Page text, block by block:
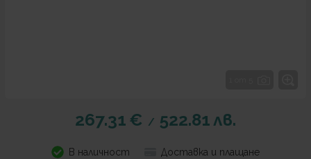
267.31 € / 522.81 лв.
В наличност Доставка и плащане